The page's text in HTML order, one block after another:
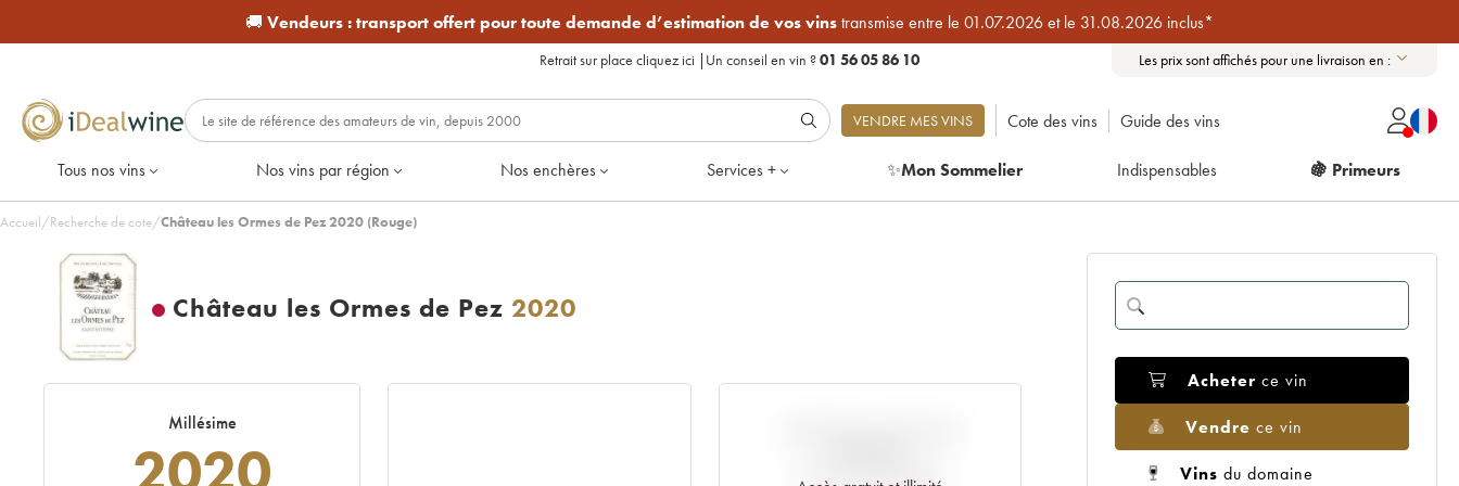
🚚 Vendeurs :transport offert pour toute demande d’estimation de vos vinstransmise entre le 01.07.2026 et le 31.08.2026 inclus*
Retrait sur place cliquez ici | Un conseil en vin ?01 56 05 86 10 Les prix sont affichés pour une livraison en :
VENDRE MES VINS Cote des vins Guide des vins
Tous nos vins Nos vins par région Nos enchères Services + ✨Mon Sommelier Indispensables 🍇 Primeurs
Accueil/Recherche de cote/Château les Ormes de Pez 2020 (Rouge)
Château les Ormes de Pez 2020
Millésime
Acheter ce vin
Vendre ce vin
Vins du domaine